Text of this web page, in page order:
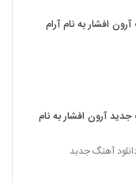
افشار به نام آرام
آرون افشار به نام
آهنگ جدبد